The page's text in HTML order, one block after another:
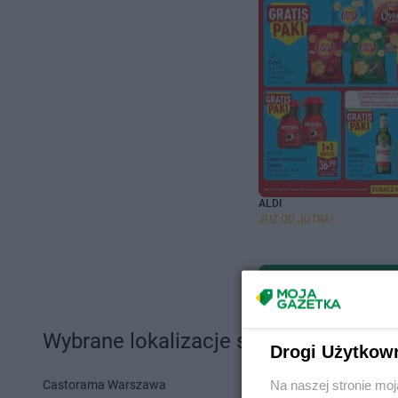
ALDI
JUŻ OD JUTRA!
Wybrane lokalizacje sklepów i sieci
Castorama Warszawa Action
Drogi
Na naszej stronie